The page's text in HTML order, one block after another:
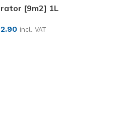
[9m2] 1L
incl. VAT